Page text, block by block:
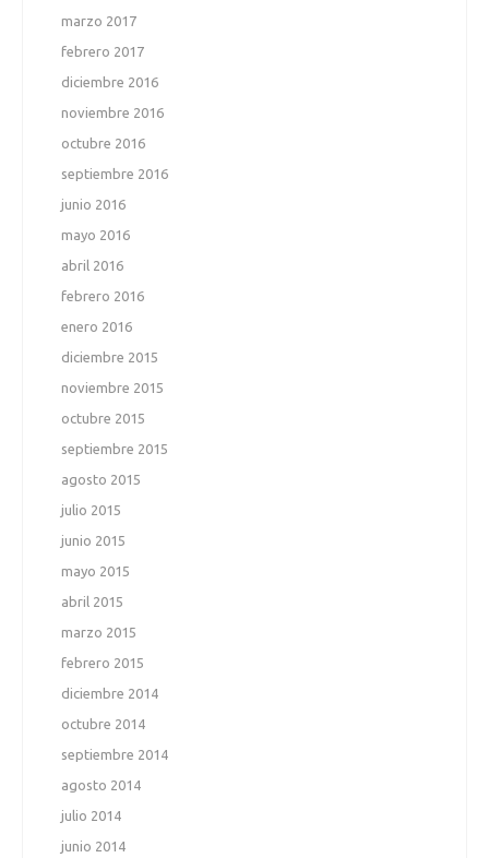
marzo 2017
febrero 2017
diciembre 2016
noviembre 2016
octubre 2016
septiembre 2016
junio 2016
mayo 2016
abril 2016
febrero 2016
enero 2016
diciembre 2015
noviembre 2015
octubre 2015
septiembre 2015
agosto 2015
julio 2015
junio 2015
mayo 2015
abril 2015
marzo 2015
febrero 2015
diciembre 2014
octubre 2014
septiembre 2014
agosto 2014
julio 2014
junio 2014